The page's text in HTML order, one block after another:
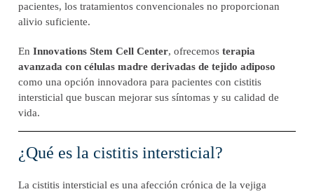
pacientes, los tratamientos convencionales no proporcionan
alivio suficiente.
En Innovations Stem Cell Center, ofrecemos terapia
avanzada con células madre derivadas de tejido adiposo
como una opción innovadora para pacientes con cistitis
intersticial que buscan mejorar sus síntomas y su calidad de
vida.
¿Qué es la cistitis intersticial?
La cistitis intersticial es una afección crónica de la vejiga